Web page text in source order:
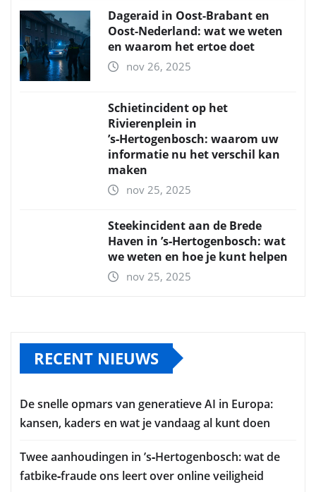
Dageraid in Oost-Brabant en
Oost-Nederland: wat we weten
en waarom het ertoe doet
nov 26, 2025
Schietincident op het
Rivierenplein in
’s‑Hertogenbosch: waarom uw
informatie nu het verschil kan
maken
nov 25, 2025
Steekincident aan de Brede
Haven in ’s‑Hertogenbosch: wat
we weten en hoe je kunt helpen
nov 25, 2025
RECENT NIEUWS
De snelle opmars van generatieve AI in Europa:
kansen, kaders en wat je vandaag al kunt doen
Twee aanhoudingen in ’s‑Hertogenbosch: wat de
fatbike‑fraude ons leert over online veiligheid